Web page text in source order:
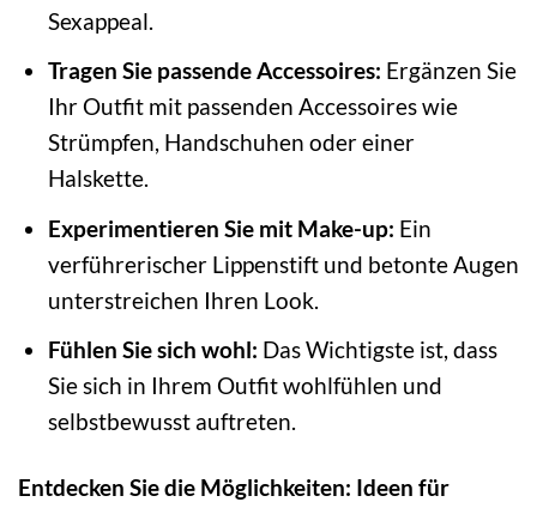
Sexappeal.
Tragen Sie passende Accessoires: Ergänzen Sie
Ihr Outfit mit passenden Accessoires wie
Strümpfen, Handschuhen oder einer
Halskette.
Experimentieren Sie mit Make-up: Ein
verführerischer Lippenstift und betonte Augen
unterstreichen Ihren Look.
Fühlen Sie sich wohl: Das Wichtigste ist, dass
Sie sich in Ihrem Outfit wohlfühlen und
selbstbewusst auftreten.
Entdecken Sie die Möglichkeiten: Ideen für